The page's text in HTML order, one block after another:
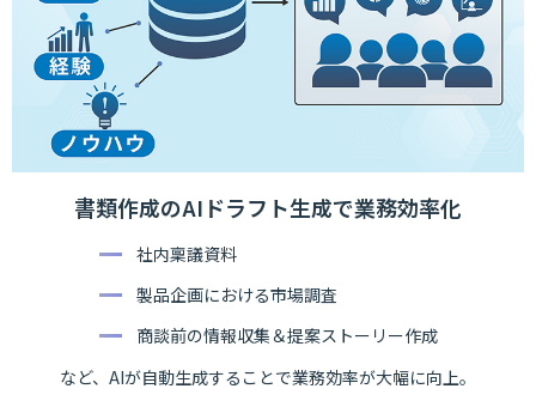
書類作成のAIドラフト生成で業務効率化
社内稟議資料
製品企画における市場調査
商談前の情報収集＆提案ストーリー作成
など、AIが自動生成することで業務効率が大幅に向上。